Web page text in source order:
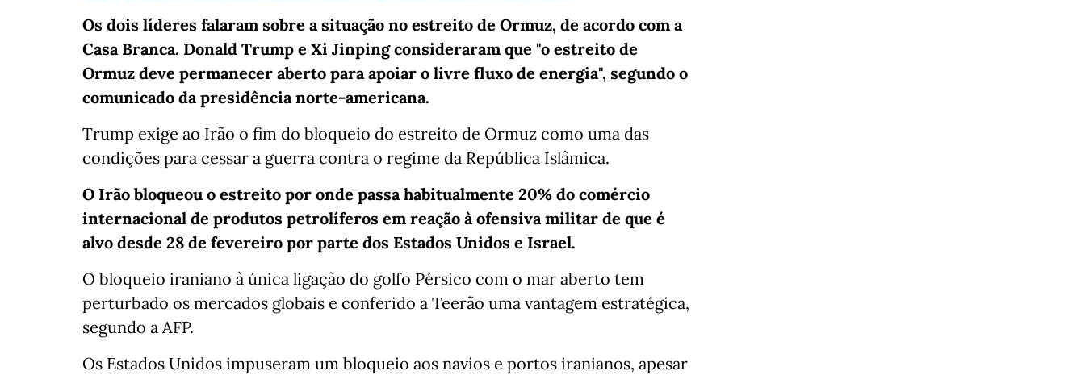
Os dois líderes falaram sobre a situação no estreito de Ormuz, de acordo com a
Casa Branca. Donald Trump e Xi Jinping consideraram que "o estreito de
Ormuz deve permanecer aberto para apoiar o livre fluxo de energia", segundo o
comunicado da presidência norte-americana.
Trump exige ao Irão o fim do bloqueio do estreito de Ormuz como uma das
condições para cessar a guerra contra o regime da República Islâmica.
O Irão bloqueou o estreito por onde passa habitualmente 20% do comércio
internacional de produtos petrolíferos em reação à ofensiva militar de que é
alvo desde 28 de fevereiro por parte dos Estados Unidos e Israel.
O bloqueio iraniano à única ligação do golfo Pérsico com o mar aberto tem
perturbado os mercados globais e conferido a Teerão uma vantagem estratégica,
segundo a AFP.
Os Estados Unidos impuseram um bloqueio aos navios e portos iranianos, apesar